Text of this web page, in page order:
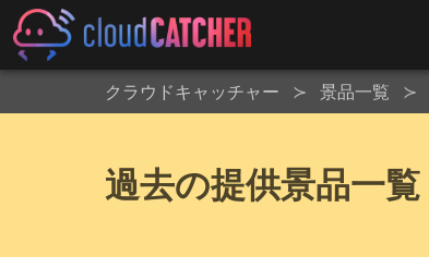
クラウドキャッチャー 景品一覧
過去の提供景品一覧